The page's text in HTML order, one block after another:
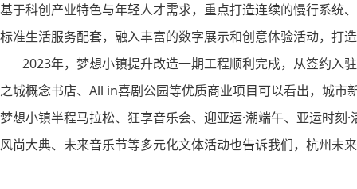
基于科创产业特色与年轻人才需求，重点打造连续的慢行系统
标准生活服务配套，融入丰富的数字展示和创意体验活动，打
2023年，梦想小镇提升改造一期工程顺利完成，从签约入
之城概念书店、All in喜剧公园等优质商业项目可以看出，城市
梦想小镇半程马拉松、狂享音乐会、迎亚运·潮端午、亚运时刻
风尚大典、未来音乐节等多元化文体活动也告诉我们，杭州未